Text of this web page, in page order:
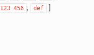
123 456 , def